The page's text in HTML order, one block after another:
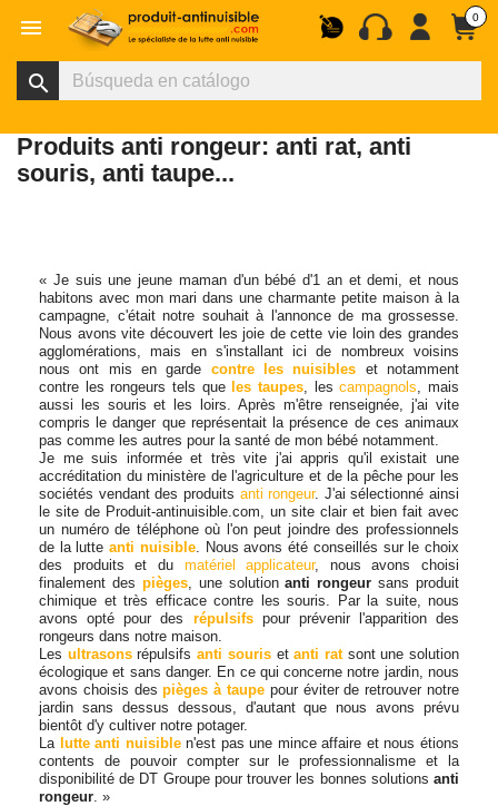
 0
search
Produits anti rongeur: anti rat, anti
souris, anti taupe...
« Je suis une jeune maman d'un bébé d'1 an et demi, et nous
habitons avec mon mari dans une charmante petite maison à la
campagne, c'était notre souhait à l'annonce de ma grossesse.
Nous avons vite découvert les joie de cette vie loin des grandes
agglomérations, mais en s'installant ici de nombreux voisins
nous ont mis en garde contre les nuisibles et notamment
contre les rongeurs tels que les taupes, lescampagnols, mais
aussi les souris et les loirs. Après m'être renseignée, j'ai vite
compris le danger que représentait la présence de ces animaux
pas comme les autres pour la santé de mon bébé notamment.
Je me suis informée et très vite j'ai appris qu'il existait une
accréditation du ministère de l'agriculture et de la pêche pour les
sociétés vendant des produits anti rongeur. J'ai sélectionné ainsi
le site de Produit-antinuisible.com, un site clair et bien fait avec
un numéro de téléphone où l'on peut joindre des professionnels
de la lutteanti nuisible. Nous avons été conseillés sur le choix
des produits et du matériel applicateur, nous avons choisi
finalement des pièges, une solutionanti rongeur sans produit
chimique et très efficace contre les souris. Par la suite, nous
avons opté pour des répulsifspour prévenir l'apparition des
rongeurs dans notre maison.
Les ultrasonsrépulsifsanti sourisetanti ratsont une solution
écologique et sans danger. En ce qui concerne notre jardin, nous
avons choisis despièges à taupe pour éviter de retrouver notre
jardin sans dessus dessous, d'autant que nous avons prévu
bientôt d'y cultiver notre potager.
La lutte anti nuisiblen'est pas une mince affaire et nous étions
contents de pouvoir compter sur le professionnalisme et la
disponibilité de DT Groupe pour trouver les bonnes solutions anti
rongeur. »